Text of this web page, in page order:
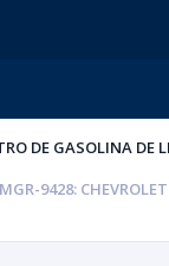
DE GASOLINA DE
9428: